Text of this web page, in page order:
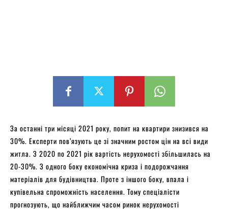
За останні три місяці 2021 року, попит на квартири знизився на
30%. Експерти пов’язують це зі значним ростом цін на всі види
житла. З 2020 по 2021 рік вартість нерухомості збільшилась на
20-30%. З одного боку економічна криза і подорожчання
матеріалів для будівництва. Проте з іншого боку, впала і
купівельна спроможність населення. Тому спеціалісти
прогнозують, що найближчим часом ринок нерухомості